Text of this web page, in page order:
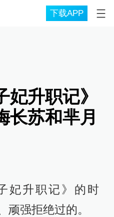
下载APP
妃升职记》
长苏和芈月
妃升职记》的时
顽强拒绝过的。